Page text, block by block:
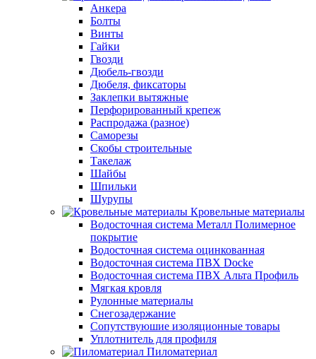
Анкера
Болты
Винты
Гайки
Гвозди
Дюбель-гвозди
Дюбеля, фиксаторы
Заклепки вытяжные
Перфорированный крепеж
Распродажа (разное)
Саморезы
Скобы строительные
Такелаж
Шайбы
Шпильки
Шурупы
Кровельные материалы
Водосточная система Металл Полимерное
покрытие
Водосточная система оцинкованная
Водосточная система ПВХ Docke
Водосточная система ПВХ Альта Профиль
Мягкая кровля
Рулонные материалы
Снегозадержание
Сопутствуюшие изоляционные товары
Уплотнитель для профиля
Пиломатериал